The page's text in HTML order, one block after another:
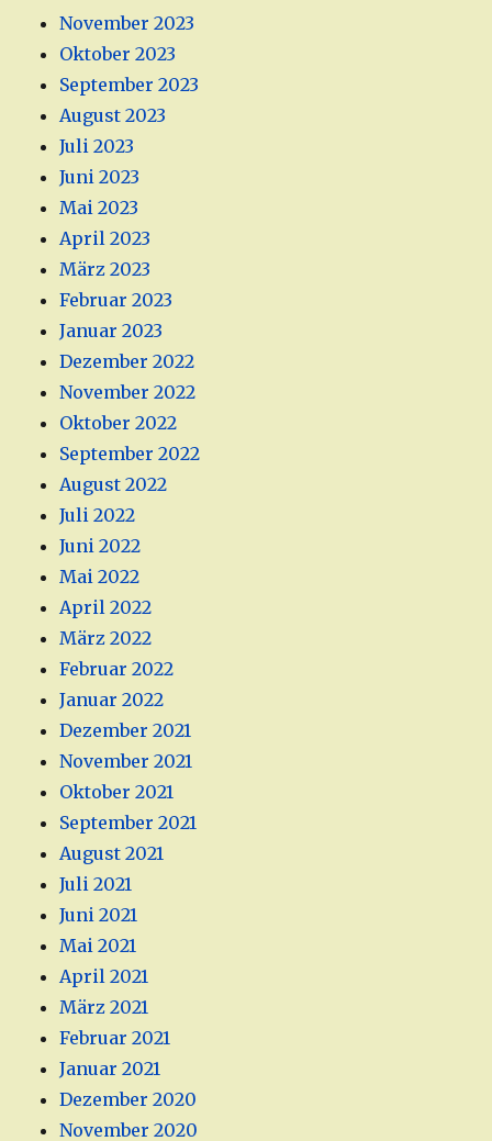
November 2023
Oktober 2023
September 2023
August 2023
Juli 2023
Juni 2023
Mai 2023
April 2023
März 2023
Februar 2023
Januar 2023
Dezember 2022
November 2022
Oktober 2022
September 2022
August 2022
Juli 2022
Juni 2022
Mai 2022
April 2022
März 2022
Februar 2022
Januar 2022
Dezember 2021
November 2021
Oktober 2021
September 2021
August 2021
Juli 2021
Juni 2021
Mai 2021
April 2021
März 2021
Februar 2021
Januar 2021
Dezember 2020
November 2020